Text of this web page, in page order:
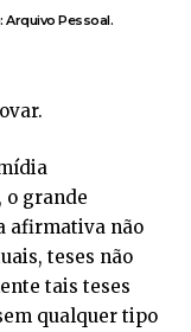
Arquivo Pessoal.
o grande
afirmativa não
teses não
tais teses
qualquer tipo